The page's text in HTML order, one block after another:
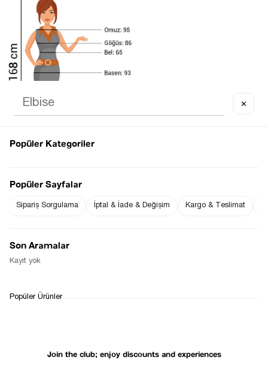
RETURN AND EXCHANGE
Join the club; enjoy discounts and experiences
✕
Popüler Kategoriler
Popüler Sayfalar
Sipariş Sorgulama İptal & İade & Değişim Kargo & Teslimat
Son Aramalar
Kayıt yok
Popüler Ürünler